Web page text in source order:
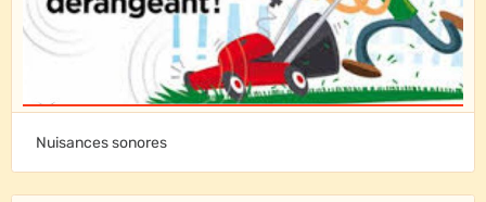
Nuisances sonores